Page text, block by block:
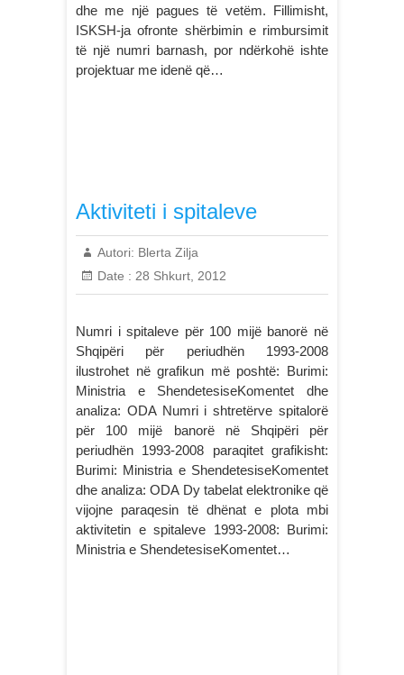
dhe me një pagues të vetëm. Fillimisht,
ISKSH-ja ofronte shërbimin e rimbursimit
të një numri barnash, por ndërkohë ishte
projektuar me idenë që…
Aktiviteti i spitaleve
Autori: Blerta Zilja
Date : 28 Shkurt, 2012
Numri i spitaleve për 100 mijë banorë në
Shqipëri për periudhën 1993-2008
ilustrohet në grafikun më poshtë: Burimi:
Ministria e ShendetesiseKomentet dhe
analiza: ODA Numri i shtretërve spitalorë
për 100 mijë banorë në Shqipëri për
periudhën 1993-2008 paraqitet grafikisht:
Burimi: Ministria e ShendetesiseKomentet
dhe analiza: ODA Dy tabelat elektronike që
vijojne paraqesin të dhënat e plota mbi
aktivitetin e spitaleve 1993-2008: Burimi:
Ministria e ShendetesiseKomentet…